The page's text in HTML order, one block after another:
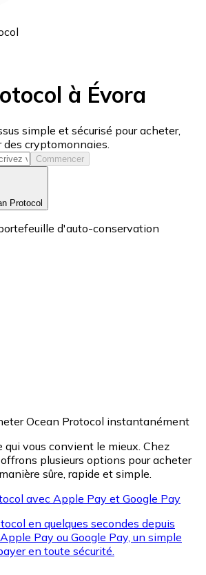
à Évora
simple et sécurisé pour acheter,
cryptomonnaies.
Commencer
Protocol
d'auto-conservation
Ocean Protocol instantanément
qui vous convient le mieux. Chez
plusieurs options pour acheter
sûre, rapide et simple.
avec Apple Pay et Google Pay
en quelques secondes depuis
Pay ou Google Pay, un simple
en toute sécurité.